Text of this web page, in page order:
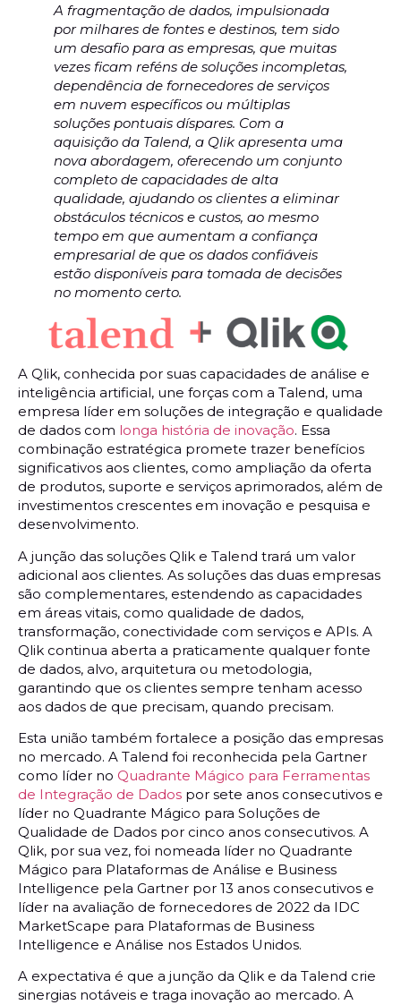
A fragmentação de dados, impulsionada
por milhares de fontes e destinos, tem sido
um desafio para as empresas, que muitas
vezes ficam reféns de soluções incompletas,
dependência de fornecedores de serviços
em nuvem específicos ou múltiplas
soluções pontuais díspares. Com a
aquisição da Talend, a Qlik apresenta uma
nova abordagem, oferecendo um conjunto
completo de capacidades de alta
qualidade, ajudando os clientes a eliminar
obstáculos técnicos e custos, ao mesmo
tempo em que aumentam a confiança
empresarial de que os dados confiáveis
estão disponíveis para tomada de decisões
no momento certo.
A Qlik, conhecida por suas capacidades de análise e
inteligência artificial, une forças com a Talend, uma
empresa líder em soluções de integração e qualidade
de dados com longa história de inovação. Essa
combinação estratégica promete trazer benefícios
significativos aos clientes, como ampliação da oferta
de produtos, suporte e serviços aprimorados, além de
investimentos crescentes em inovação e pesquisa e
desenvolvimento.
A junção das soluções Qlik e Talend trará um valor
adicional aos clientes. As soluções das duas empresas
são complementares, estendendo as capacidades
em áreas vitais, como qualidade de dados,
transformação, conectividade com serviços e APIs. A
Qlik continua aberta a praticamente qualquer fonte
de dados, alvo, arquitetura ou metodologia,
garantindo que os clientes sempre tenham acesso
aos dados de que precisam, quando precisam.
Esta união também fortalece a posição das empresas
no mercado. A Talend foi reconhecida pela Gartner
como líder no Quadrante Mágico para Ferramentas
de Integração de Dados por sete anos consecutivos e
líder no Quadrante Mágico para Soluções de
Qualidade de Dados por cinco anos consecutivos. A
Qlik, por sua vez, foi nomeada líder no Quadrante
Mágico para Plataformas de Análise e Business
Intelligence pela Gartner por 13 anos consecutivos e
líder na avaliação de fornecedores de 2022 da IDC
MarketScape para Plataformas de Business
Intelligence e Análise nos Estados Unidos.
A expectativa é que a junção da Qlik e da Talend crie
sinergias notáveis e traga inovação ao mercado. A